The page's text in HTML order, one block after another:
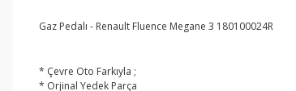
Gaz Pedalı - Renault Fluence Megane 3 180100024R
* Çevre Oto Farkıyla ;
* Orjinal Yedek Parça